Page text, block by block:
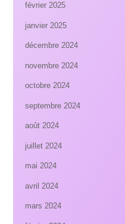
février 2025
janvier 2025
décembre 2024
novembre 2024
octobre 2024
septembre 2024
août 2024
juillet 2024
mai 2024
avril 2024
mars 2024